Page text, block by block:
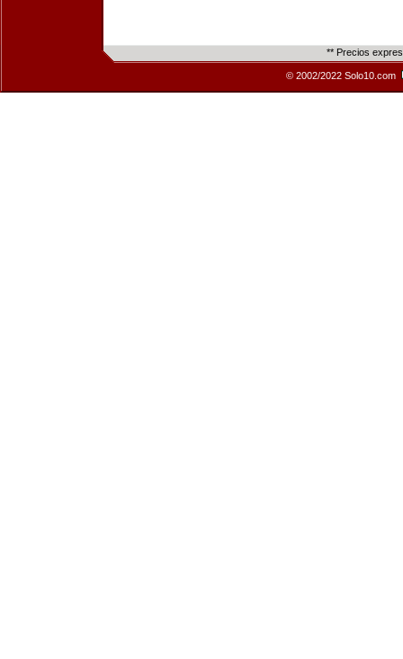
** Precios
© 2002/2022 Solo10.com